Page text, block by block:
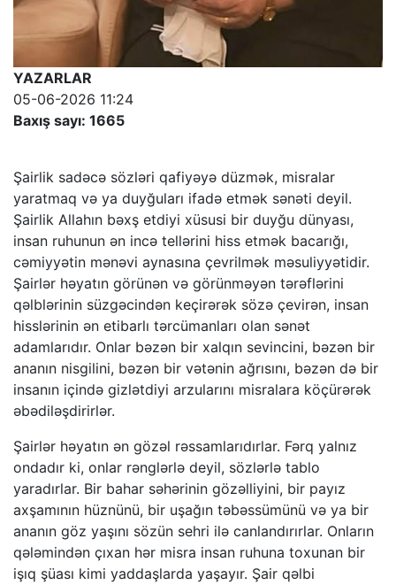
YAZARLAR
05-06-2026 11:24
Baxış sayı: 1665
Şairlik sadəcə sözləri qafiyəyə düzmək, misralar
yaratmaq və ya duyğuları ifadə etmək sənəti deyil.
Şairlik Allahın bəxş etdiyi xüsusi bir duyğu dünyası,
insan ruhunun ən incə tellərini hiss etmək bacarığı,
cəmiyyətin mənəvi aynasına çevrilmək məsuliyyətidir.
Şairlər həyatın görünən və görünməyən tərəflərini
qəlblərinin süzgəcindən keçirərək sözə çevirən, insan
hisslərinin ən etibarlı tərcümanları olan sənət
adamlarıdır. Onlar bəzən bir xalqın sevincini, bəzən bir
ananın nisgilini, bəzən bir vətənin ağrısını, bəzən də bir
insanın içində gizlətdiyi arzularını misralara köçürərək
əbədiləşdirirlər.
Şairlər həyatın ən gözəl rəssamlarıdırlar. Fərq yalnız
ondadır ki, onlar rənglərlə deyil, sözlərlə tablo
yaradırlar. Bir bahar səhərinin gözəlliyini, bir payız
axşamının hüznünü, bir uşağın təbəssümünü və ya bir
ananın göz yaşını sözün sehri ilə canlandırırlar. Onların
qələmindən çıxan hər misra insan ruhuna toxunan bir
işıq şüası kimi yaddaşlarda yaşayır. Şair qəlbi